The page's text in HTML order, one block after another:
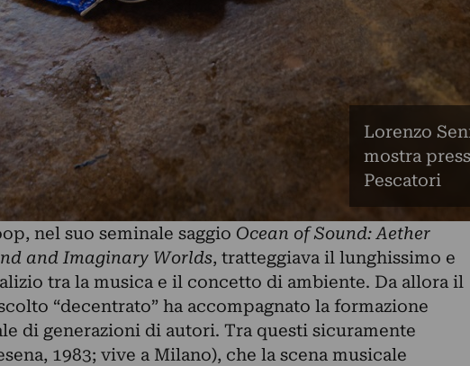
Lorenzo
mostra
Pescatori
nel suo seminale saggio Ocean of Sound: Aether
and Imaginary Worlds, tratteggiava il lunghissimo e
tra la musica e il concetto di ambiente. Da allora il
“decentrato” ha accompagnato la formazione
di generazioni di autori. Tra questi sicuramente
1983; vive a Milano), che la scena musicale